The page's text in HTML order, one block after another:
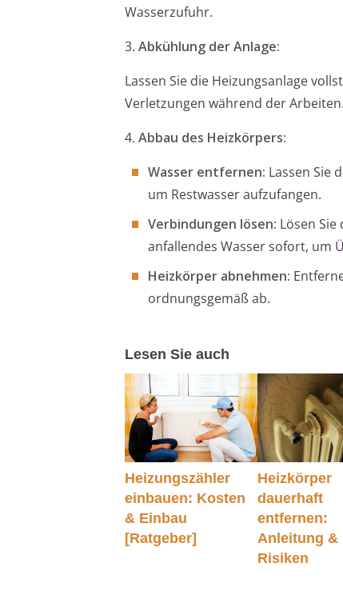
Wasserzufuhr.
3. Abkühlung der Anlage:
Lassen Sie die Heizungsanlage
Verletzungen während der Arbeiten.
4. Abbau des Heizkörpers:
Wasser entfernen: Lassen Sie
um Restwasser aufzufangen.
Verbindungen lösen: Lösen
anfallendes Wasser sofort, um
Heizkörper abnehmen:
ordnungsgemäß ab.
Lesen Sie auch
Heizungszähler
einbauen: Kosten
& Einbau
[Ratgeber]
Heizkörper
dauerhaft
entfernen:
Anleitung &
Risiken